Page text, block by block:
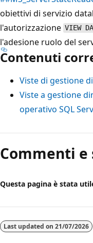
obiettivi di servizio
l'autorizzazione VIEW
l'adesione ruolo del
Contenuti
Viste di gestione
Viste a gestione
operativo SQL
Commenti
Questa pagina è stata
Last updated on 21/07/2026